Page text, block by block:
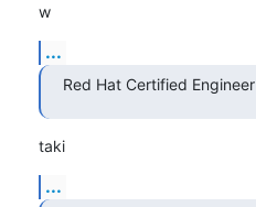
w
...
Red Hat Certified Engineer
taki
...